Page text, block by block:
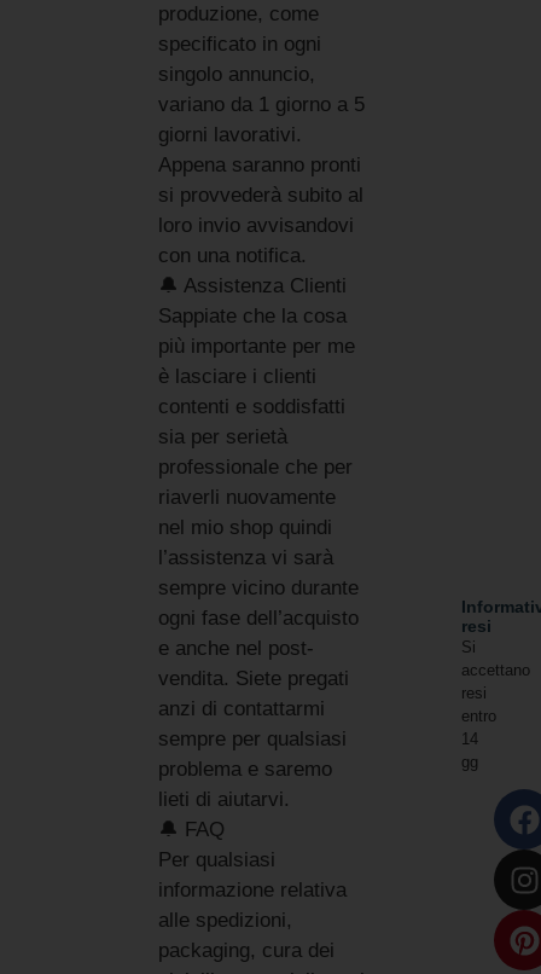
produzione, come
specificato in ogni
singolo annuncio,
variano da 1 giorno a 5
giorni lavorativi.
Appena saranno pronti
si provvederà subito al
loro invio avvisandovi
con una notifica.
🔔 Assistenza Clienti
Sappiate che la cosa
più importante per me
è lasciare i clienti
contenti e soddisfatti
sia per serietà
professionale che per
riaverli nuovamente
nel mio shop quindi
l’assistenza vi sarà
sempre vicino durante
ogni fase dell’acquisto
e anche nel post-
vendita. Siete pregati
anzi di contattarmi
sempre per qualsiasi
problema e saremo
lieti di aiutarvi.
🔔 FAQ
Per qualsiasi
informazione relativa
alle spedizioni,
packaging, cura dei
resi
Si
accettano
resi
entro
14
gg